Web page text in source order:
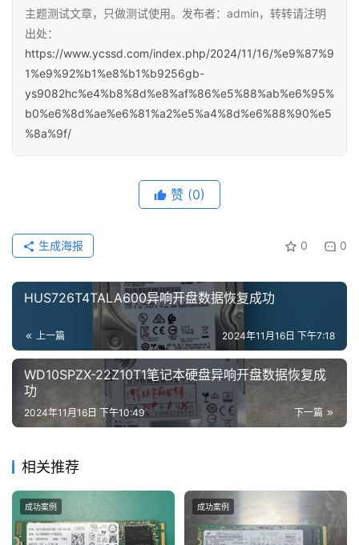
主题测试文章，只做测试使用。发布者：admin，转转请注明
出处：
https://www.ycssd.com/index.php/2024/11/16/%e9%87%9
1%e9%92%b1%e8%b1%b9256gb-
ys9082hc%e4%b8%8d%e8%af%86%e5%88%ab%e6%95%
b0%e6%8d%ae%e6%81%a2%e5%a4%8d%e6%88%90%e5
%8a%9f/
赞 (0)
0 0
生成海报
HUS726T4TALA600异响开盘数据恢复成功
上一篇 2024年11月16日 下午7:18
WD10SPZX-22Z10T1笔记本硬盘异响开盘数据恢复成
功
下一篇
2024年11月16日 下午10:49
相关推荐
成功案例 成功案例